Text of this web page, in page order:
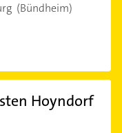
(Bündheim)
Hoyndorf